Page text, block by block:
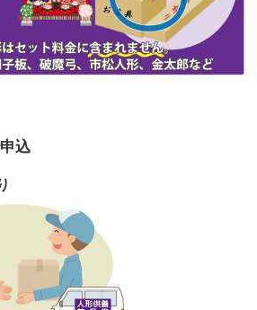
祭令和3年6月3日(木)
祭令和3年4月23日(金)
祭令和2年10月22日(木)
令和2年8月26日(水)
令和2年6月8日(月)
込